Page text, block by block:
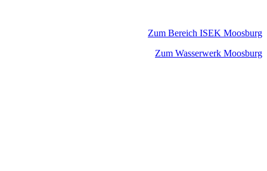
Zum Bereich ISEK Moosburg
Zum Wasserwerk Moosburg